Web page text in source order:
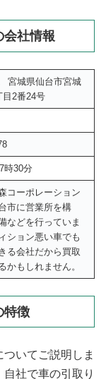
会社情報
宮城県仙台市宮城
目2番24号
時30分
コーポレーション
市に営業所を構
などを行っていま
ション悪い車でも
る会社だから買取
かもしれません。
特徴
いてご説明しま
社で車の引取り